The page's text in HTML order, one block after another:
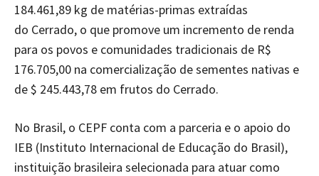
184.461,89 kg de matérias-primas extraídas
do Cerrado, o que promove um incremento de renda
para os povos e comunidades tradicionais de R$
176.705,00 na comercialização de sementes nativas e
de $ 245.443,78 em frutos do Cerrado.
No Brasil, o CEPF conta com a parceria e o apoio do
IEB (Instituto Internacional de Educação do Brasil),
instituição brasileira selecionada para atuar como